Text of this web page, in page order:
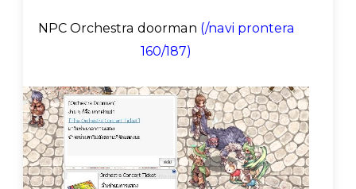
NPC Orchestra doorman (/navi prontera
160/187)